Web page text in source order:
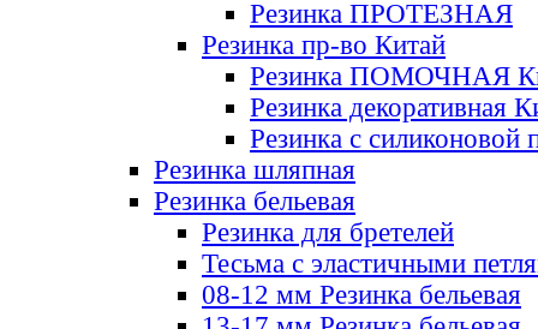
Резинка ПРОТЕЗНАЯ
Резинка пр-во Китай
Резинка ПОМОЧНАЯ
Резинка декоративная
Резинка с силиконовой
Резинка шляпная
Резинка бельевая
Резинка для бретелей
Тесьма с эластичными
08-12 мм Резинка бельевая